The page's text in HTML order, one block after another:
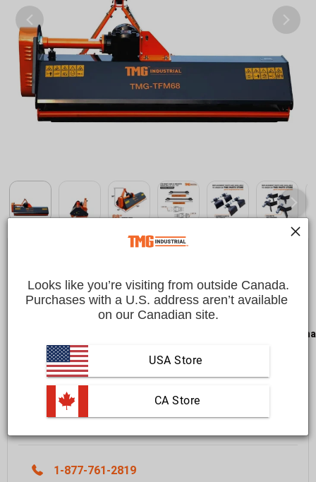
Économisez$600.00 CAD
Payez en versements échelonnés avecAffirm. Vérifiez
si vous êtes admissible lors du passage à la caisse.
Livraison dans un délai de
En savoir plus
Ajouter Au Panier
1-877-761-2819
Looks like you’re visiting from outside Canada.
Purchases with a U.S. address aren’t available
on our Canadian site.
USA Store
CA Store